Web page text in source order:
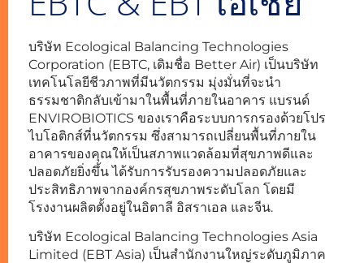
บริษัท Ecological Balancing Technologies
Corporation (EBTC, เดิมชื่อ Better Air) เป็นบริษัท
เทคโนโลยีชีวภาพที่มีนวัตกรรม มุ่งมั่นที่จะนำ
ธรรมชาติกลับเข้ามาในพื้นที่ภายในอาคาร แบรนด์
ENVIROBIOTICS ของเราคือระบบการกรองด้วยโปร
ไบโอติกส์ที่นวัตกรรม ซึ่งสามารถเปลี่ยนพื้นที่ภายใน
อาคารของคุณให้เป็นสภาพแวดล้อมที่สุขภาพดีและ
ปลอดภัยยิ่งขึ้น ได้รับการรับรองความปลอดภัยและ
ประสิทธิภาพจากองค์กรสุขภาพระดับโลก โดยมี
โรงงานผลิตตั้งอยู่ในอิตาลี อิสราเอล และจีน.
บริษัท Ecological Balancing Technologies Asia
Limited (EBT Asia) เป็นสำนักงานใหญ่ระดับภูมิภาค